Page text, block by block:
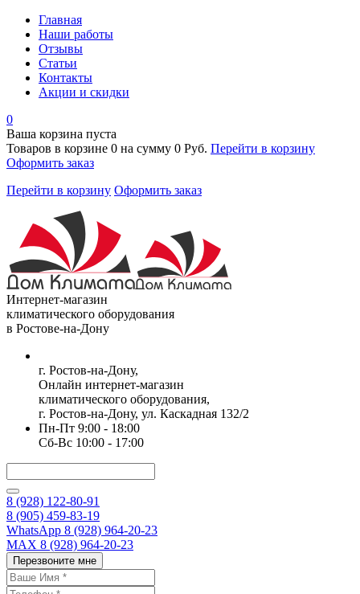
Главная
Наши работы
Отзывы
Статьи
Контакты
Акции и скидки
0
Ваша корзина пуста
Товаров в корзине 0 на сумму 0 Руб. Перейти в корзину
Оформить заказ
Перейти в корзину Оформить заказ
Интернет-магазин
климатического оборудования
в Ростове-на-Дону
г. Ростов-на-Дону,
Онлайн интернет-магазин
климатического оборудования,
г. Ростов-на-Дону, ул. Каскадная 132/2
Пн-Пт 9:00 - 18:00
Сб-Вс 10:00 - 17:00
8 (928) 122-80-91
8 (905) 459-83-19
WhatsApp 8 (928) 964-20-23
MAX 8 (928) 964-20-23
Перезвоните мне